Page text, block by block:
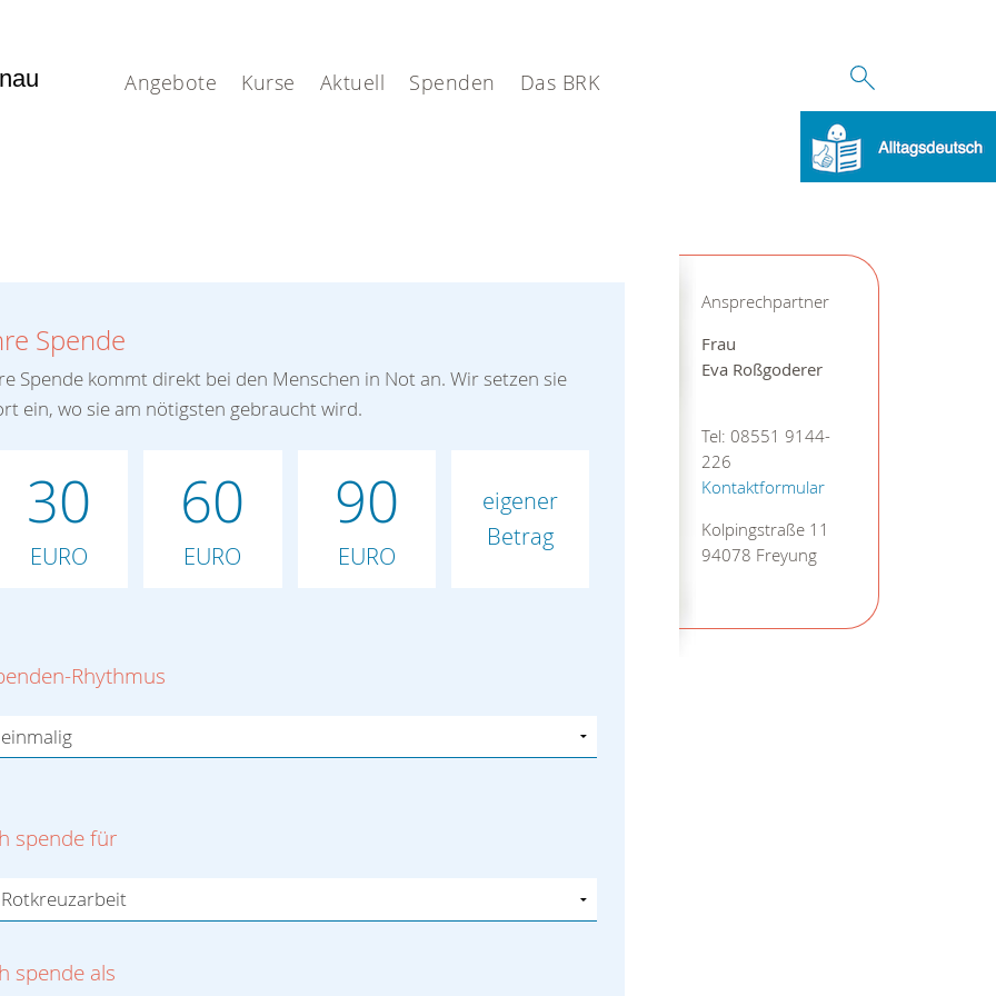
Angebote Kurse Aktuell Spenden Das BRK
Ansprechpartner
Frau
Eva Roßgoderer
Tel: 08551 9144-
226
Kontaktformular
Kolpingstraße 11
94078 Freyung
Spende
Spende kommt direkt bei den Menschen in Not an. Wir setzen sie
ein, wo sie am nötigsten gebraucht wird.
30
EURO
60
EURO
90
EURO
eigener
Betrag
Rhythmus
spende für
spende als